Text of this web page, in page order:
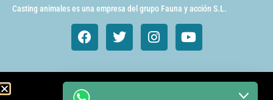
Casting animales es una empresa del grupo Fauna y acción S.L.
Animales de cine y TV